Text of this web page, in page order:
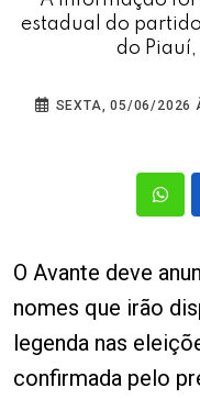
estadual do
do
SEXTA, 05/06/2026
O Avante deve
nomes que irão
legenda nas
confirmada pelo